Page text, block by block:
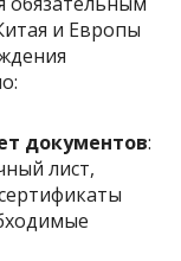
и Европы
документов:
лист,